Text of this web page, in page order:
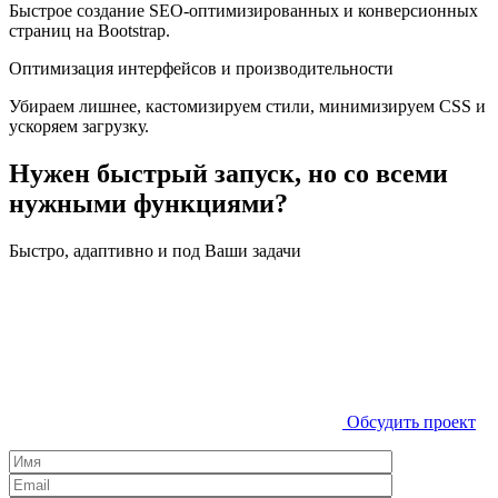
Быстрое создание SEO-оптимизированных и конверсионных
страниц на Bootstrap.
Оптимизация интерфейсов и производительности
Убираем лишнее, кастомизируем стили, минимизируем CSS и
ускоряем загрузку.
Нужен быстрый запуск, но со всеми
нужными функциями?
Быстро, адаптивно и под Ваши задачи
Обсудить проект